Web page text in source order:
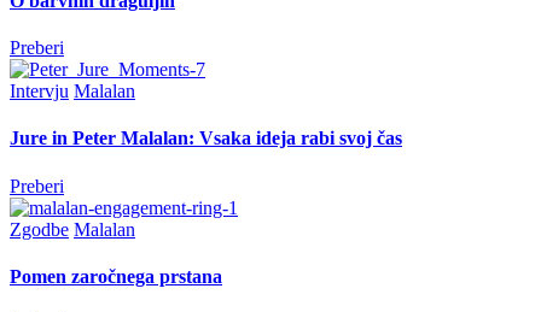
Preberi
Intervju Malalan
Jure in Peter Malalan: Vsaka ideja rabi svoj čas
Preberi
Zgodbe Malalan
Pomen zaročnega prstana